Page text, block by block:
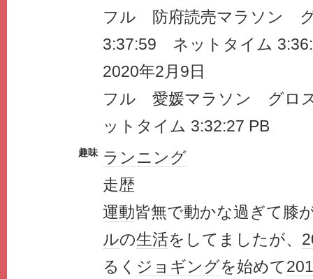
フル 防府読売マラソン
3:37:59 ネットタイム
2020年2月9日
フル 愛媛マラソン グロ
ットタイム 3:32:27 PB
趣味 ランニング
走歴
運動皆無で動かな過ぎて膝
ルの生活をしてましたが、
るく ジョギングを始めて